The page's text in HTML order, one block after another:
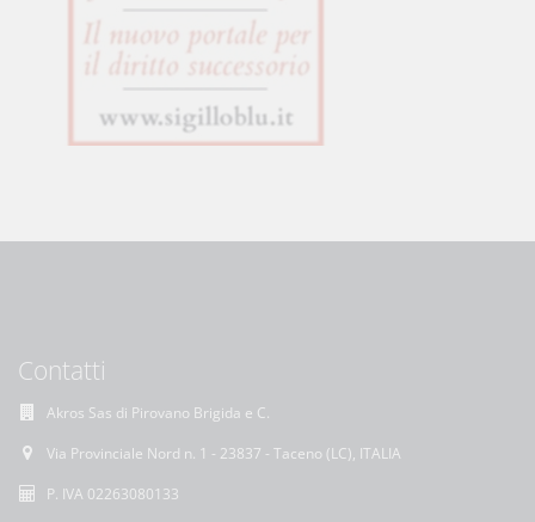
Contatti
Akros Sas di Pirovano Brigida e C.
Via Provinciale Nord n. 1 - 23837 - Taceno (LC), ITALIA
P. IVA 02263080133